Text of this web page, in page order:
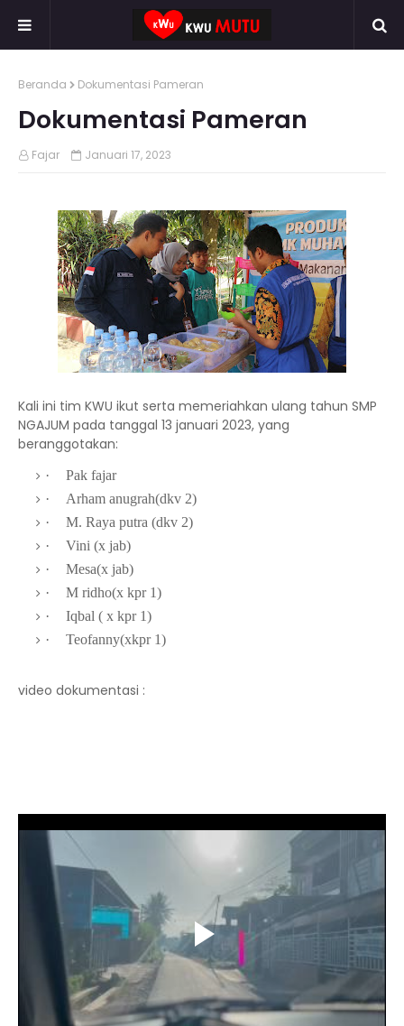
Beranda Dokumentasi Pameran
Dokumentasi Pameran
Fajar Januari 17, 2023
Kali ini tim KWU ikut serta memeriahkan ulang tahun SMP
NGAJUM pada tanggal 13 januari 2023, yang
beranggotakan:
·
Pak fajar
·
Arham anugrah(dkv 2)
·
M. Raya putra (dkv 2)
·
Vini (x jab)
·
Mesa(x jab)
·
M ridho(x kpr 1)
·
Iqbal ( x kpr 1)
·
Teofanny(xkpr 1)
video dokumentasi :